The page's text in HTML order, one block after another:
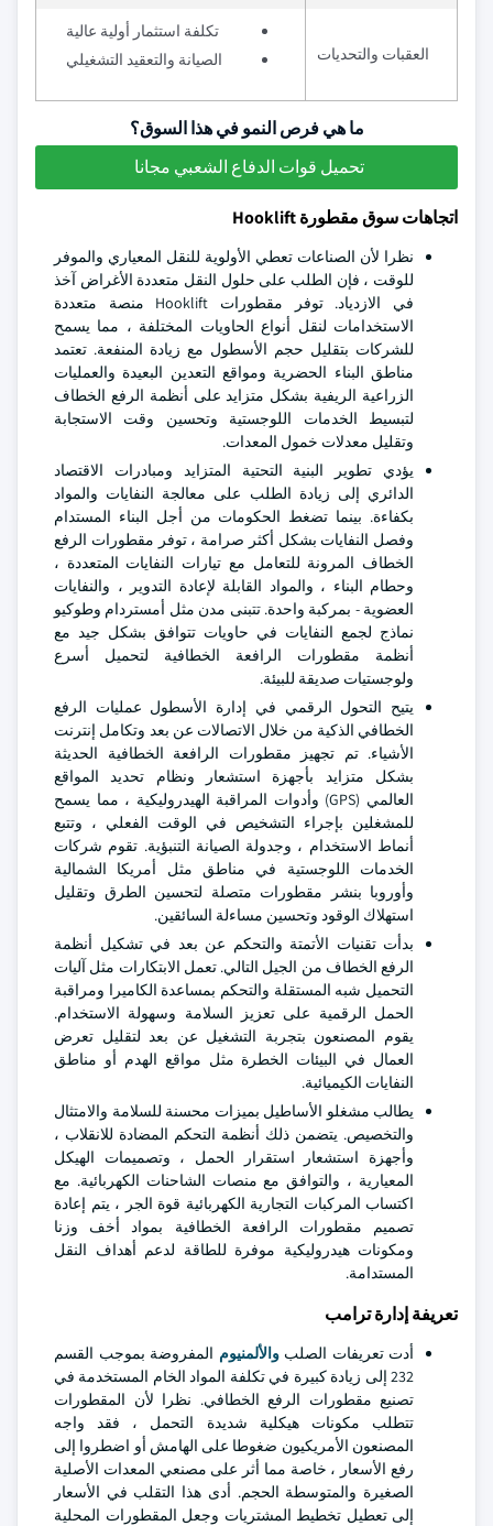
العقبات والتحديات
تكلفة استثمار أولية عالية
الصيانة والتعقيد التشغيلي
ما هي فرص النمو في هذا السوق؟
تحميل قوات الدفاع الشعبي مجانا
اتجاهات سوق مقطورة Hooklift
نظرا لأن الصناعات تعطي الأولوية للنقل المعياري والموفر
للوقت ، فإن الطلب على حلول النقل متعددة الأغراض آخذ
في الازدياد. توفر مقطورات Hooklift منصة متعددة
الاستخدامات لنقل أنواع الحاويات المختلفة ، مما يسمح
للشركات بتقليل حجم الأسطول مع زيادة المنفعة. تعتمد
مناطق البناء الحضرية ومواقع التعدين البعيدة والعمليات
الزراعية الريفية بشكل متزايد على أنظمة الرفع الخطاف
لتبسيط الخدمات اللوجستية وتحسين وقت الاستجابة
وتقليل معدلات خمول المعدات.
يؤدي تطوير البنية التحتية المتزايد ومبادرات الاقتصاد
الدائري إلى زيادة الطلب على معالجة النفايات والمواد
بكفاءة. بينما تضغط الحكومات من أجل البناء المستدام
وفصل النفايات بشكل أكثر صرامة ، توفر مقطورات الرفع
الخطاف المرونة للتعامل مع تيارات النفايات المتعددة ،
وحطام البناء ، والمواد القابلة لإعادة التدوير ، والنفايات
العضوية - بمركبة واحدة. تتبنى مدن مثل أمستردام وطوكيو
نماذج لجمع النفايات في حاويات تتوافق بشكل جيد مع
أنظمة مقطورات الرافعة الخطافية لتحميل أسرع
ولوجستيات صديقة للبيئة.
يتيح التحول الرقمي في إدارة الأسطول عمليات الرفع
الخطافي الذكية من خلال الاتصالات عن بعد وتكامل إنترنت
الأشياء. تم تجهيز مقطورات الرافعة الخطافية الحديثة
بشكل متزايد بأجهزة استشعار ونظام تحديد المواقع
العالمي (GPS) وأدوات المراقبة الهيدروليكية ، مما يسمح
للمشغلين بإجراء التشخيص في الوقت الفعلي ، وتتبع
أنماط الاستخدام ، وجدولة الصيانة التنبؤية. تقوم شركات
الخدمات اللوجستية في مناطق مثل أمريكا الشمالية
وأوروبا بنشر مقطورات متصلة لتحسين الطرق وتقليل
استهلاك الوقود وتحسين مساءلة السائقين.
بدأت تقنيات الأتمتة والتحكم عن بعد في تشكيل أنظمة
الرفع الخطاف من الجيل التالي. تعمل الابتكارات مثل آليات
التحميل شبه المستقلة والتحكم بمساعدة الكاميرا ومراقبة
الحمل الرقمية على تعزيز السلامة وسهولة الاستخدام.
يقوم المصنعون بتجربة التشغيل عن بعد لتقليل تعرض
العمال في البيئات الخطرة مثل مواقع الهدم أو مناطق
النفايات الكيميائية.
يطالب مشغلو الأساطيل بميزات محسنة للسلامة والامتثال
والتخصيص. يتضمن ذلك أنظمة التحكم المضادة للانقلاب ،
وأجهزة استشعار استقرار الحمل ، وتصميمات الهيكل
المعيارية ، والتوافق مع منصات الشاحنات الكهربائية. مع
اكتساب المركبات التجارية الكهربائية قوة الجر ، يتم إعادة
تصميم مقطورات الرافعة الخطافية بمواد أخف وزنا
ومكونات هيدروليكية موفرة للطاقة لدعم أهداف النقل
المستدامة.
تعريفة إدارة ترامب
أدت تعريفات الصلبوالألمنيوم المفروضة بموجب القسم
232 إلى زيادة كبيرة في تكلفة المواد الخام المستخدمة في
تصنيع مقطورات الرفع الخطافي. نظرا لأن المقطورات
تتطلب مكونات هيكلية شديدة التحمل ، فقد واجه
المصنعون الأمريكيون ضغوطا على الهامش أو اضطروا إلى
رفع الأسعار ، خاصة مما أثر على مصنعي المعدات الأصلية
الصغيرة والمتوسطة الحجم. أدى هذا التقلب في الأسعار
إلى تعطيل تخطيط المشتريات وجعل المقطورات المحلية